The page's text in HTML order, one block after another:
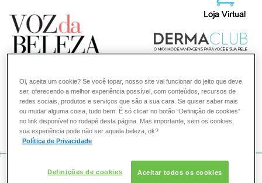
COMO POSSO AJUDAR? DÚVIDAS SOBRE:
VOZ DA BELEZA
Oi, aceita um cookie? Se você topar, nosso site vai funcionar do jeito que deve
ser, oferecendo a melhor experiência possível, com conteúdos, recursos de
redes sociais, produtos e serviços que são a sua cara. Se quiser saber mais
ou mudar alguma coisa, tudo bem. É só clicar no botão “Definição de cookies”
no link disponível no rodapé desta página. Mas importante, sem os cookies,
sua experiência pode não ser aquela beleza, ok?
Política de Privacidade
Definições de cookies Aceitar todos os cookies